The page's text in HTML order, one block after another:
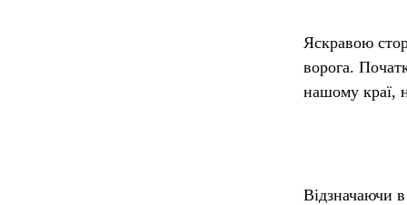
Яскравою
ворога.
нашому краї,
Відзначаючи